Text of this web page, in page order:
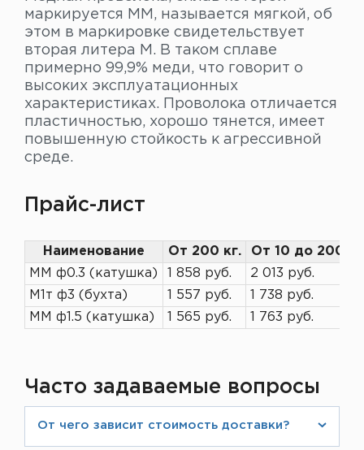
маркируется ММ, называется мягкой, об
этом в маркировке свидетельствует
вторая литера М. В таком сплаве
примерно 99,9% меди, что говорит о
высоких эксплуатационных
характеристиках. Проволока отличается
пластичностью, хорошо тянется, имеет
повышенную стойкость к агрессивной
среде.
Прайс-лист
Наименование От 200 кг.
От 10 до 200 кг
ММ ф0.3 (катушка)
1 858 руб.
2 013 руб.
М1т ф3 (бухта)
1 557 руб.
1 738 руб.
ММ ф1.5 (катушка)
1 565 руб. 1 763 руб.
Часто задаваемые вопросы
От чего зависит стоимость доставки?